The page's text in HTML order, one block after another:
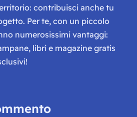
contribuisci anche tu
Per te, con un piccolo
numerosissimi vantaggi:
libri e magazine gratis